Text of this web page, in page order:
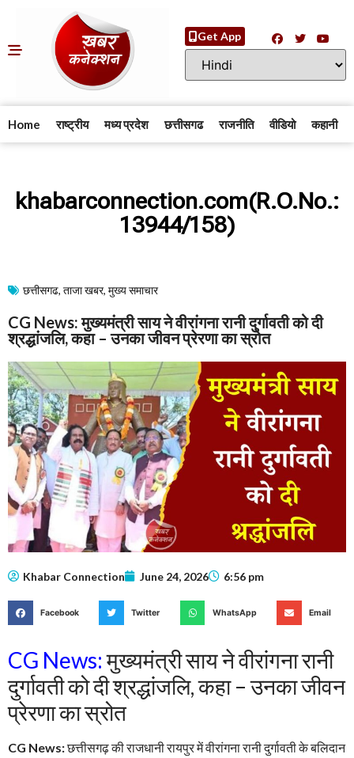
Get App
Home राष्ट्रीय मध्य प्रदेश छत्तीसगढ राजनीति वीडियो कहानी
khabarconnection.com(R.O.No.:
13944/158)
छत्तीसगढ, ताजा खबर, मुख्य समाचार​
CG News: मुख्यमंत्री साय ने वीरांगना रानी दुर्गावती को दी
श्रद्धांजलि, कहा – उनका जीवन प्रेरणा का स्रोत
Khabar Connection June 24, 2026 6:56 pm
Facebook Twitter WhatsApp Email
CG News:मुख्यमंत्री साय ने वीरांगना रानी
दुर्गावती को दी श्रद्धांजलि, कहा – उनका जीवन
प्रेरणा का स्रोत
CG News:छत्तीसगढ़ की राजधानी रायपुर में वीरांगना रानी दुर्गावती के बलिदान